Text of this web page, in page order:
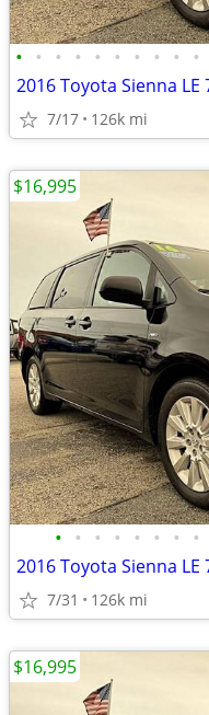
• • • • • • • • • •
2016 Toyota Sienna
7/17 126k mi
• • • • • • • •
2016 Toyota Sienna
7/31 126k mi
$16,995
$16,995